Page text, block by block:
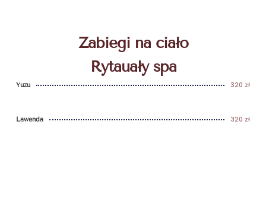
Zabiegi na ciało
Rytauały spa
Yuzu 320 zł
Lawenda 320 zł